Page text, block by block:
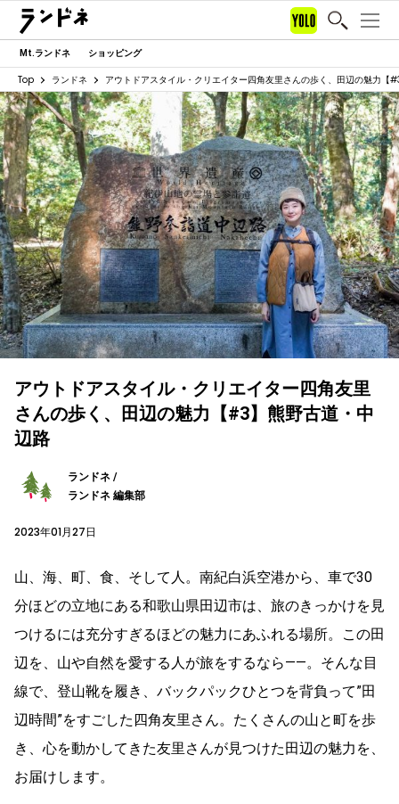
Mt.ランドネ ショッピング
Top ランドネ アウトドアスタイル・クリエイター四角友里さんの歩く、田辺の魅力【
アウトドアスタイル・クリエイター四角友里
さんの歩く、田辺の魅力【#3】熊野古道・中
辺路
ランドネ /
ランドネ 編集部
2023年01月27日
山、海、町、食、そして人。南紀白浜空港から、車で30
分ほどの立地にある和歌山県田辺市は、旅のきっかけを見
つけるには充分すぎるほどの魅力にあふれる場所。この田
辺を、山や自然を愛する人が旅をするなら――。そんな目
線で、登山靴を履き、バックパックひとつを背負って”田
辺時間”をすごした四角友里さん。たくさんの山と町を歩
き、心を動かしてきた友里さんが見つけた田辺の魅力を、
お届けします。